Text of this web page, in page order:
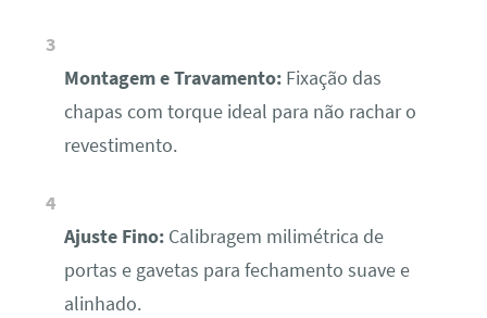
Montagem e Travamento:Fixação das
chapas com torque ideal para não rachar o
revestimento.
Ajuste Fino:Calibragem milimétrica de
portas e gavetas para fechamento suave e
alinhado.